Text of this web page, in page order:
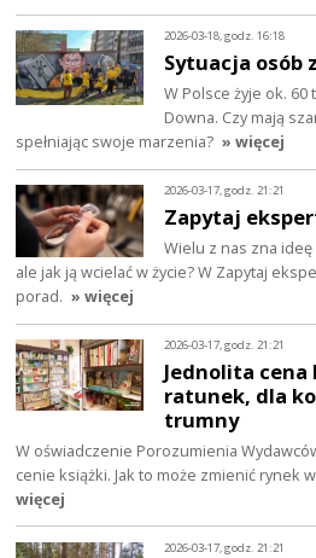
2026-03-18, godz. 16:18
Sytuacja osób
W Polsce żyje ok. 60
Downa. Czy mają
spełniając swoje marzenia? » więcej
2026-03-17, godz. 21:21
Zapytaj
Wielu z nas zna
ale jak ją wcielać w życie? W Zapytaj
porad. » więcej
2026-03-17, godz. 21:21
Jednolita cena
ratunek, dla
trumny
W oświadczenie Porozumienia
cenie książki. Jak to może zmienić rynek
więcej
2026-03-17, godz. 21:21